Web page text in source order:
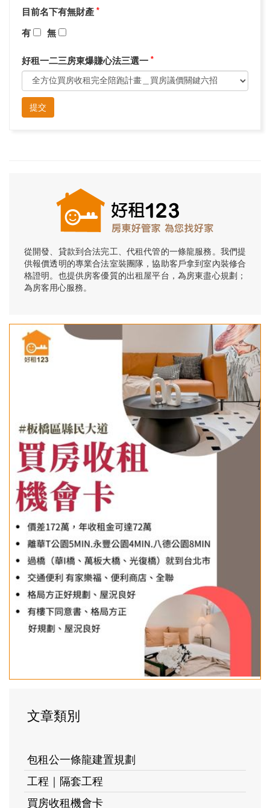
目前名下有無財產 *
有 無
好租一二三房東爆賺心法三選一 *
提交
從開發、貸款到合法完工、代租代管的一條龍服務。我們提
供報價透明的專業合法室裝團隊，協助客戶拿到室內裝修合
格證明。也提供房客優質的出租屋平台，為房東盡心規劃；
為房客用心服務。
文章類別
包租公一條龍建置規劃
工程｜隔套工程
買房收租機會卡